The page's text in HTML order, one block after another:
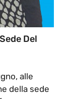
Del
alle
della sede